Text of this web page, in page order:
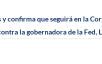
confirma que seguirá en la
la gobernadora de la Fed,